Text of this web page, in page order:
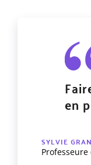
en
SYLVIE